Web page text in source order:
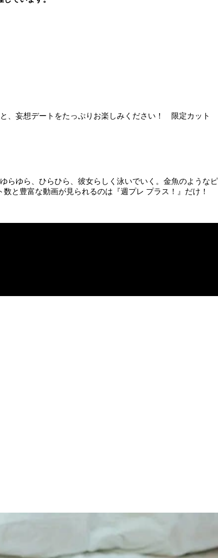
、妄想デートをたっぷりお楽しみください！ 限定カット
らゆら、ひらひら、彼女らしく泳いでいく。金魚のようなピ
と豊富な動画が見られるのは『週プレ プラス！』だけ！